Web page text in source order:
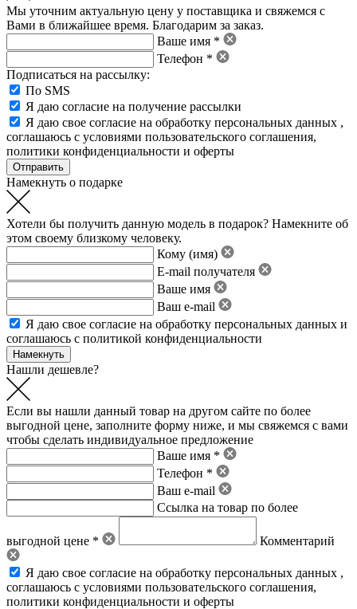
Мы уточним актуальную цену у поставщика и свяжемся с
Вами в ближайшее время. Благодарим за заказ.
Ваше имя *
Телефон *
Подписаться на рассылку:
По SMS
Я даю согласие на получение рассылки
Я даю свое согласие на обработку персональных данных ,
соглашаюсь с условиями пользовательского соглашения,
политики конфиденциальности и оферты
Намекнуть о подарке
Хотели бы получить данную модель в подарок? Намекните об
этом своему близкому человеку.
Кому (имя)
E-mail получателя
Ваше имя
Ваш e-mail
Я даю свое согласие на обработку персональных данных и
соглашаюсь с политикой конфиденциальности
Нашли дешевле?
Если вы нашли данный товар на другом сайте по более
выгодной цене, заполните форму ниже, и мы свяжемся с вами
чтобы сделать индивидуальное предложение
Ваше имя *
Телефон *
Ваш e-mail
Ссылка на товар по более
выгодной цене * Комментарий
Я даю свое согласие на обработку персональных данных ,
соглашаюсь с условиями пользовательского соглашения,
политики конфиденциальности и оферты